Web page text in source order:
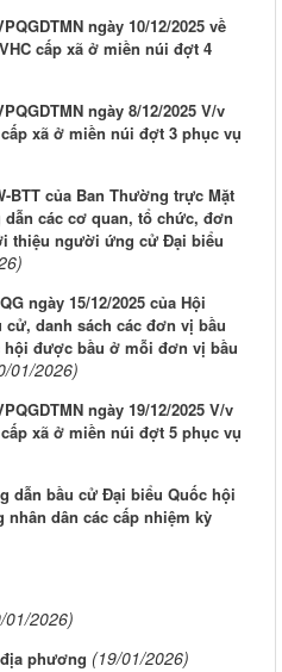
ngày 10/12/2025 về
cấp xã ở miền núi đợt 4
ngày 8/12/2025 V/v
xã ở miền núi đợt 3 phục vụ
BTT của Ban Thường trực Mặt
các cơ quan, tổ chức, đơn
thiệu người ứng cử Đại biểu
ngày 15/12/2025 của Hội
danh sách các đơn vị bầu
được bầu ở mỗi đơn vị bầu
01/2026)
ngày 19/12/2025 V/v
xã ở miền núi đợt 5 phục vụ
dẫn bầu cử Đại biểu Quốc hội
dân các cấp nhiệm kỳ
01/2026)
phương (19/01/2026)